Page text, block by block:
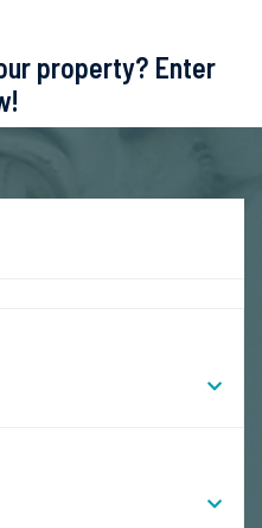
property? Enter